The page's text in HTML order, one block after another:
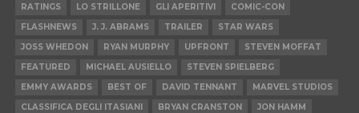
RATINGS LO STRILLONE GLI APERITIVI
COMIC-CON
FLASHNEWS
J. J. ABRAMS TRAILER
STAR WARS
JOSS WHEDON
RYAN MURPHY UPFRONT
STEVEN MOFFAT
FEATURED
MICHAEL AUSIELLO
STEVEN SPIELBERG
EMMY AWARDS
BEST OF DAVID TENNANT
MARVEL STUDIOS
CLASSIFICA DEGLI ITASIANI
BRYAN CRANSTON
JON HAMM